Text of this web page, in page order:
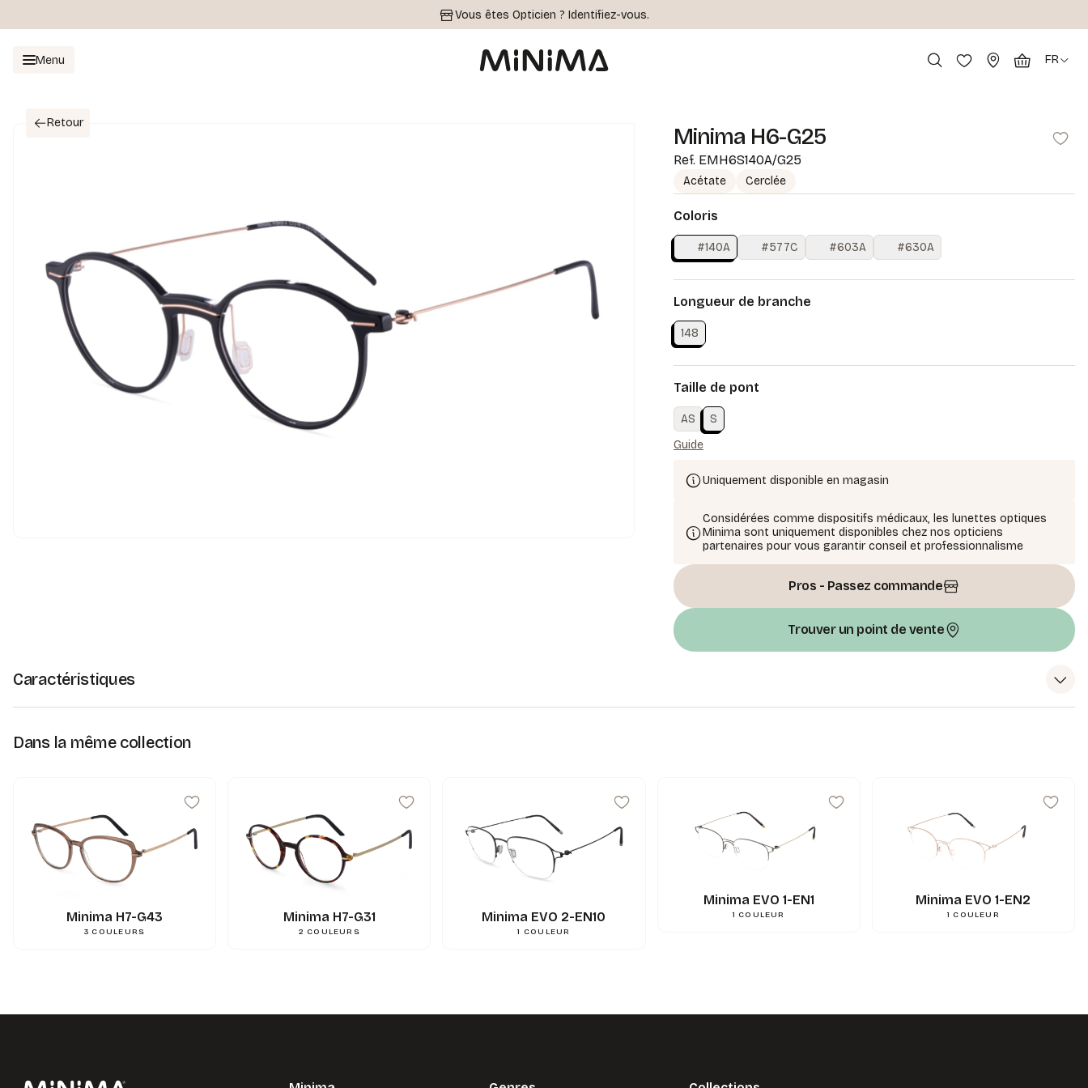
Vous êtes Opticien ? Identifiez-vous.
Menu FR
Retour
Minima H6-G25
Ref. EMH6S140A/G25
Acétate Cerclée
Coloris
#140A #577C #603A #630A
Longueur de branche
148
Taille de pont
AS
S
Guide
Uniquement disponible en magasin
Considérées comme dispositifs médicaux, les lunettes optiques
Minima sont uniquement disponibles chez nos opticiens
partenaires pour vous garantir conseil et professionnalisme
Pros - Passez commande
Trouver un point de vente
Caractéristiques
N
0.000000 g
3662745114274
Dans la même collection
Minima H7-G43
3 COULEURS
Minima H7-G31
2 COULEURS
Minima EVO 2-EN10
1 COULEUR
Minima EVO 1-EN1
1 COULEUR
Minima EVO 1-EN2
1 COULEUR